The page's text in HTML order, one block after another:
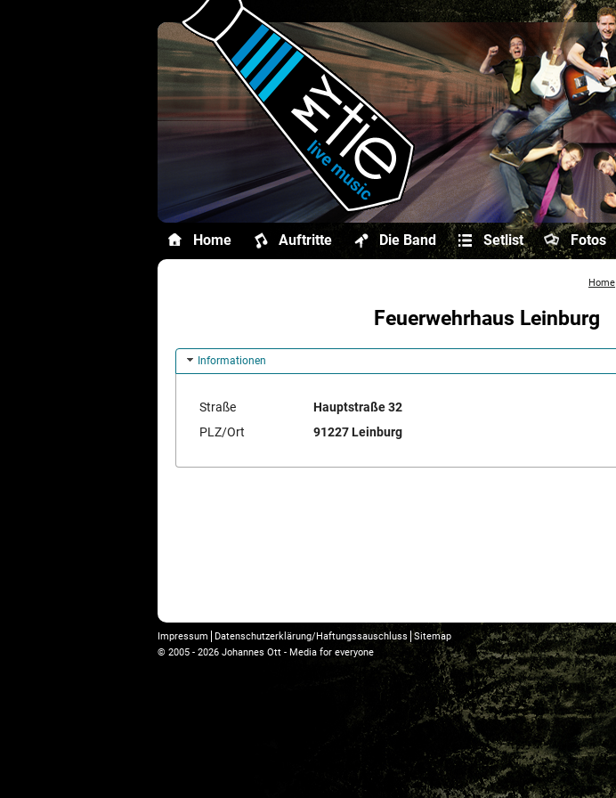
Home
Feuerwehrhaus Leinburg
Informationen
Straße
Hauptstraße 32
PLZ/Ort
91227Leinburg
Home Auftritte Die Band Setlist Fotos
Impressum Datenschutzerklärung/Haftungssauschluss
Sitemap
© 2005 - 2026 Johannes Ott - Media for everyone